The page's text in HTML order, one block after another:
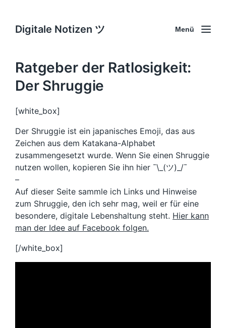
Digitale Notizen ツ Menü
Ratgeber der Ratlosigkeit:
Der Shruggie
[white_box]
Der Shruggie ist ein japanisches Emoji, das aus
Zeichen aus dem Katakana-Alphabet
zusammengesetzt wurde. Wenn Sie einen Shruggie
nutzen wollen, kopieren Sie ihn hier ¯\_(ツ)_/¯
–
Auf dieser Seite sammle ich Links und Hinweise
zum Shruggie, den ich sehr mag, weil er für eine
besondere, digitale Lebenshaltung steht. Hier kann
man der Idee auf Facebook folgen.
[/white_box]